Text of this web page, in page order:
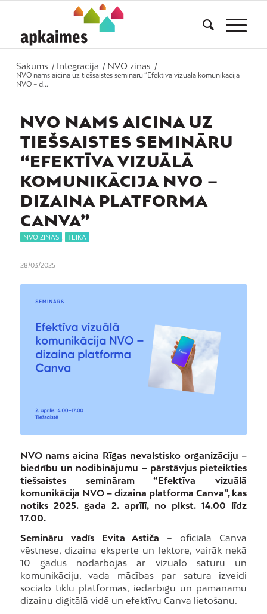
Sākums / Integrācija / NVO ziņas
/
NVO nams aicina uz tiešsaistes semināru “Efektīva vizuālā komunikācija
NVO – d...
NVO NAMS AICINA UZ
TIEŠSAISTES SEMINĀRU
“EFEKTĪVA VIZUĀLĀ
KOMUNIKĀCIJA NVO –
DIZAINA PLATFORMA
CANVA”
NVO ZIŅAS TEIKA
28/03/2025
NVO nams aicina Rīgas nevalstisko organizāciju –
biedrību un nodibinājumu – pārstāvjus pieteikties
tiešsaistes semināram “Efektīva vizuālā
komunikācija NVO – dizaina platforma Canva”, kas
notiks 2025. gada 2. aprīlī, no plkst. 14.00 līdz
17.00.
Semināru vadīs Evita Astiča – oficiālā Canva
vēstnese, dizaina eksperte un lektore, vairāk nekā
10 gadus nodarbojas ar vizuālo saturu un
komunikāciju, vada mācības par satura izveidi
sociālo tīklu platformās, iedarbīgu un pamanāmu
dizainu digitālā vidē un efektīvu Canva lietošanu.